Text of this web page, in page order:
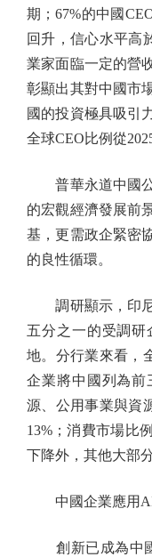
期；67%的中國
回升，信心水平高
業家面臨一定的營
彰顯出其對中國市
國的投資極具吸引
全球CEO比例從
普華永道中國公
的宏觀經濟發展前
基，更需政企緊密
的良性循環。
調研顯示，印尼
五分之一的受調研
地。分行業來看，
企業將中國列為前
源、公用事業與資
13%；消費市場比
下降外，其他大部
中國企業應用AI
創新已成為中國